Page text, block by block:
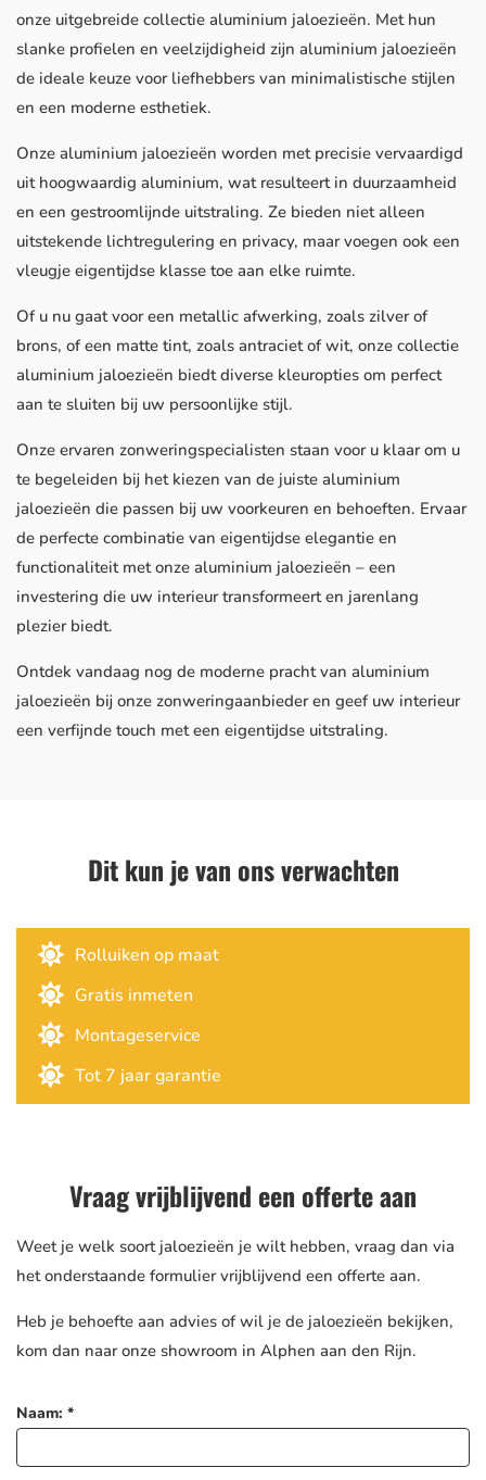
onze uitgebreide collectie aluminium jaloezieën. Met hun
slanke profielen en veelzijdigheid zijn aluminium jaloezieën
de ideale keuze voor liefhebbers van minimalistische stijlen
en een moderne esthetiek.
Onze aluminium jaloezieën worden met precisie vervaardigd
uit hoogwaardig aluminium, wat resulteert in duurzaamheid
en een gestroomlijnde uitstraling. Ze bieden niet alleen
uitstekende lichtregulering en privacy, maar voegen ook een
vleugje eigentijdse klasse toe aan elke ruimte.
Of u nu gaat voor een metallic afwerking, zoals zilver of
brons, of een matte tint, zoals antraciet of wit, onze collectie
aluminium jaloezieën biedt diverse kleuropties om perfect
aan te sluiten bij uw persoonlijke stijl.
Onze ervaren zonweringspecialisten staan voor u klaar om u
te begeleiden bij het kiezen van de juiste aluminium
jaloezieën die passen bij uw voorkeuren en behoeften. Ervaar
de perfecte combinatie van eigentijdse elegantie en
functionaliteit met onze aluminium jaloezieën – een
investering die uw interieur transformeert en jarenlang
plezier biedt.
Ontdek vandaag nog de moderne pracht van aluminium
jaloezieën bij onze zonweringaanbieder en geef uw interieur
een verfijnde touch met een eigentijdse uitstraling.
Dit kun je van ons verwachten
 Rolluiken op maat
 Gratis inmeten
 Montageservice
 Tot 7 jaar garantie
Vraag vrijblijvend een offerte aan
Weet je welk soort jaloezieën je wilt hebben, vraag dan via
het onderstaande formulier vrijblijvend een offerte aan.
Heb je behoefte aan advies of wil je de jaloezieën bekijken,
kom dan naar onze showroom in Alphen aan den Rijn.
Naam: *